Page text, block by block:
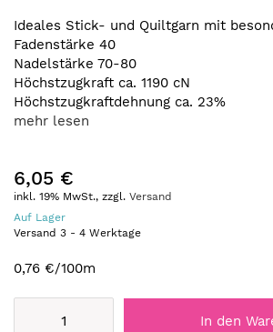
springen
Ideales Stick- und Quiltgarn mit
Fadenstärke 40
Nadelstärke 70-80
Höchstzugkraft ca. 1190 cN
Höchstzugkraftdehnung ca. 23%
mehr lesen
6,05 €
inkl. 19% MwSt., zzgl. Versand
Auf Lager
Versand 3 - 4 Werktage
0,76 €/100m
In den